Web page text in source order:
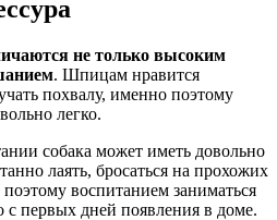
не только высоким
. Шпицам нравится
похвалу, именно поэтому
легко.
собака может иметь довольно
лаять, бросаться на прохожих
воспитанием заниматься
первых дней появления в доме.